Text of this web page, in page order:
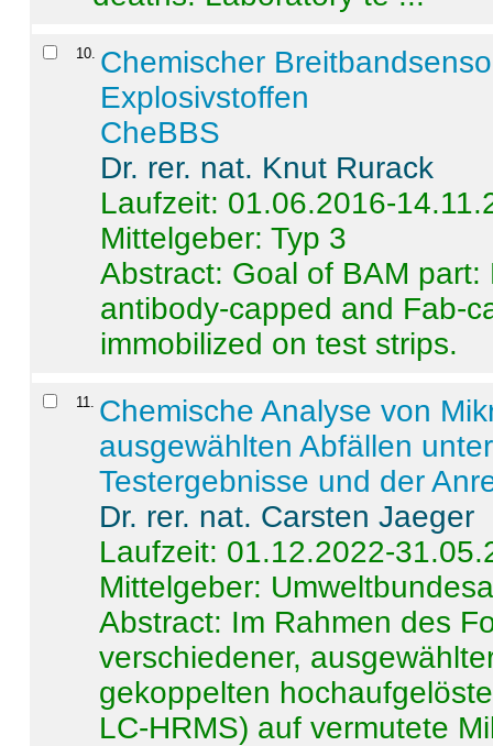
10 Chemischer
Explosivstoffen
CheBBS
Dr. rer. nat. Knut Rurack
Laufzeit: 01.06.2016-
Mittelgeber: Typ 3
Abstract: Goal of BAM
antibody-capped and Fab-
immobilized on test strips.
11
Chemische Analyse von
ausgewählten Abfällen
Testergebnisse und der
Dr. rer. nat. Carsten Jaeger
Laufzeit: 01.12.2022-
Mittelgeber:
Abstract: Im Rahmen des
verschiedener,
gekoppelten
LC-HRMS) auf vermutete